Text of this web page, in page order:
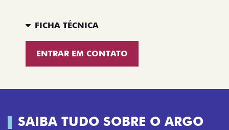
FICHA TÉCNICA
ENTRAR EM CONTATO
SAIBA TUDO SOBRE O ARGO